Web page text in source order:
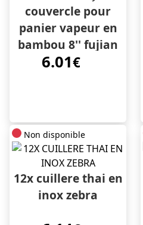
couvercle pour
panier vapeur en
bambou 8'' fujian
6.01€
Non disponible
12x cuillere thai en
inox zebra